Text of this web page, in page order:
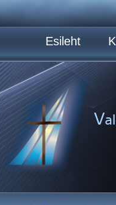
Esileht